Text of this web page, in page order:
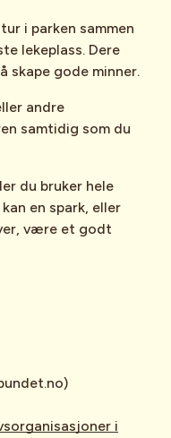
i parken sammen
lekeplass. Dere
skape gode minner.
andre
samtidig som du
du bruker hele
en spark, eller
være et godt
i